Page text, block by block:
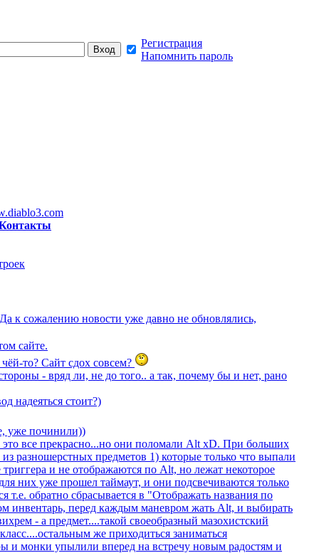
Регистрация
Напомнить пароль
к сожалению новости уже давно не обновлялись,
сайте.
то? Сайт сдох совсем?
- вряд ли, не до того.. а так, почему бы и нет, рано
надеяться стоит?)
уже починили))
все прекрасно...но они поломали Alt xD. При больших
разношерстных предметов 1) которые только что выпали
и не отображаются по Alt, но лежат некоторое
них уже прошел таймаут, и они подсвечиваются только
обратно сбрасывается в "Отображать названия по
инвентарь, перед каждым маневром жать Alt, и выбирать
- а предмет....такой своеобразный мазохистский
же приходиться заниматься
и монки упылили вперед на встречу новым радостям и